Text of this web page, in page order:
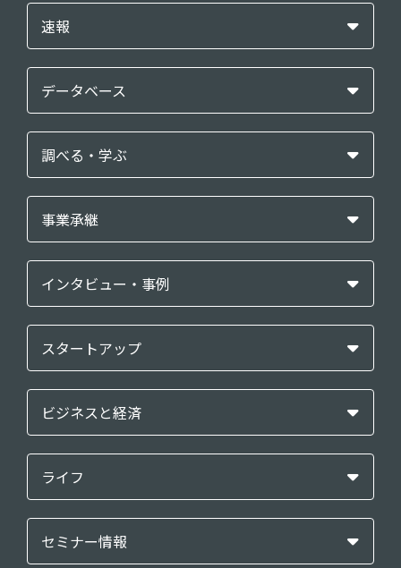
速報
データベース
調べる・学ぶ
事業承継
インタビュー・事例
スタートアップ
ビジネスと経済
ライフ
セミナー情報